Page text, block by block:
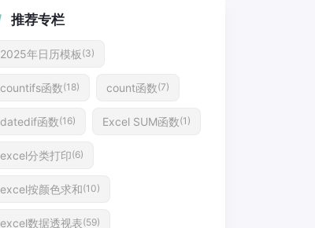
推荐专栏
2025年日历模板 (3)
countifs函数(18) count函数(7)
datedif函数(16) Excel SUM函数(1)
excel分类打印(6)
excel按颜色求和(10)
excel数据透视表(59)